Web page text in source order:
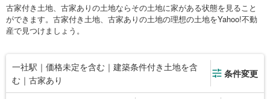
古家付き土地、古家ありの土地ならその土地に家がある状態を見ること
ができます。古家付き土地、古家ありの土地の理想の土地をYahoo!不動
産で見つけましょう。
一社駅｜価格未定を含む｜建築条件付き土地を含
む｜古家あり
条件変更